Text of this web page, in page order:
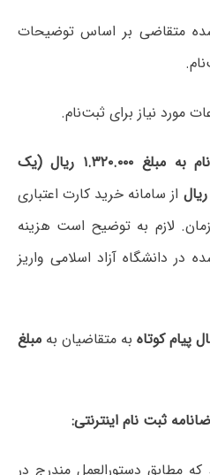
متقاضی بر اساس توضیحات
رید کارت اعتباری ثبت‌نام به مبلغ ۱.۳۲۰.۰۰۰ ریال (یک
از سامانه خرید کارت اعتباری
لازم به توضیح است هزینه
دانشگاه آزاد اسلامی واریز
پیام کوتاه به متقاضیان بهمبلغ
ثبت نام اینترنتی:
که مطابق دستورالعمل مندرج در